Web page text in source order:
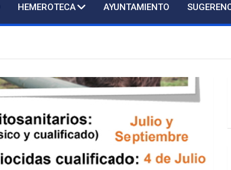
HEMEROTECA AYUNTAMIENTO
Atención presencial al